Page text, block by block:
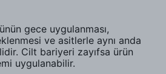
gece uygulanması,
ve asitlerle aynı anda
Cilt bariyeri zayıfsa ürün
uygulanabilir.